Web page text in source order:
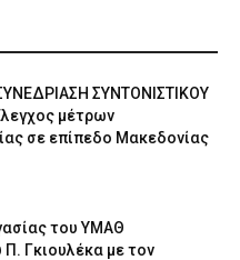
ΣΥΝΤΟΝΙΣΤΙΚΟΥ
μέτρων
σε επίπεδο Μακεδονίας
του ΥΜΑΘ
Π. Γκιουλέκα με τον